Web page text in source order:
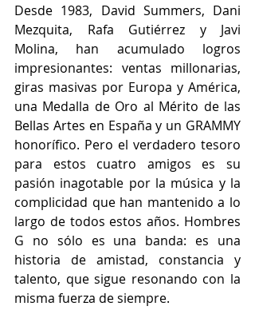
Desde 1983, David Summers, Dani
Mezquita, Rafa Gutiérrez y Javi
Molina, han acumulado logros
impresionantes: ventas millonarias,
giras masivas por Europa y América,
una Medalla de Oro al Mérito de las
Bellas Artes en España y un GRAMMY
honorífico. Pero el verdadero tesoro
para estos cuatro amigos es su
pasión inagotable por la música y la
complicidad que han mantenido a lo
largo de todos estos años. Hombres
G no sólo es una banda: es una
historia de amistad, constancia y
talento, que sigue resonando con la
misma fuerza de siempre.